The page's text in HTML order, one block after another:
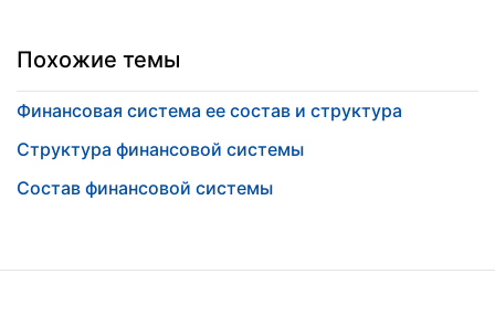
Похожие темы
Финансовая система ее состав и структура
Структура финансовой системы
Состав финансовой системы